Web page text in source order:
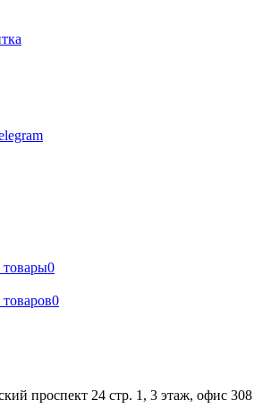
0
0
проспект 24 стр. 1, 3 этаж, офис 308